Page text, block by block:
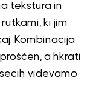
tekstura in
ki jim
Kombinacija
a hkrati
videvamo